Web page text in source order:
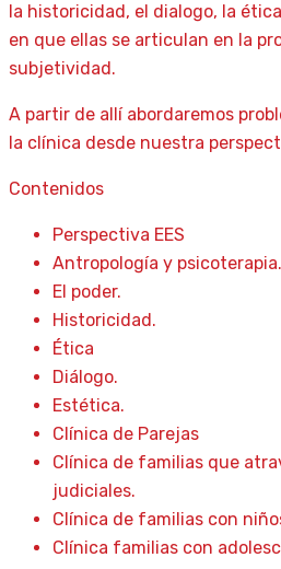
la historicidad, el dialogo, la
en que ellas se articulan en la
subjetividad.
A partir de allí abordaremos
la clínica desde nuestra
Contenidos
Perspectiva EES
Antropología y psicoterapia.
El poder.
Historicidad.
Ética
Diálogo.
Estética.
Clínica de Parejas
Clínica de familias que
judiciales.
Clínica de familias con
Clínica familias con